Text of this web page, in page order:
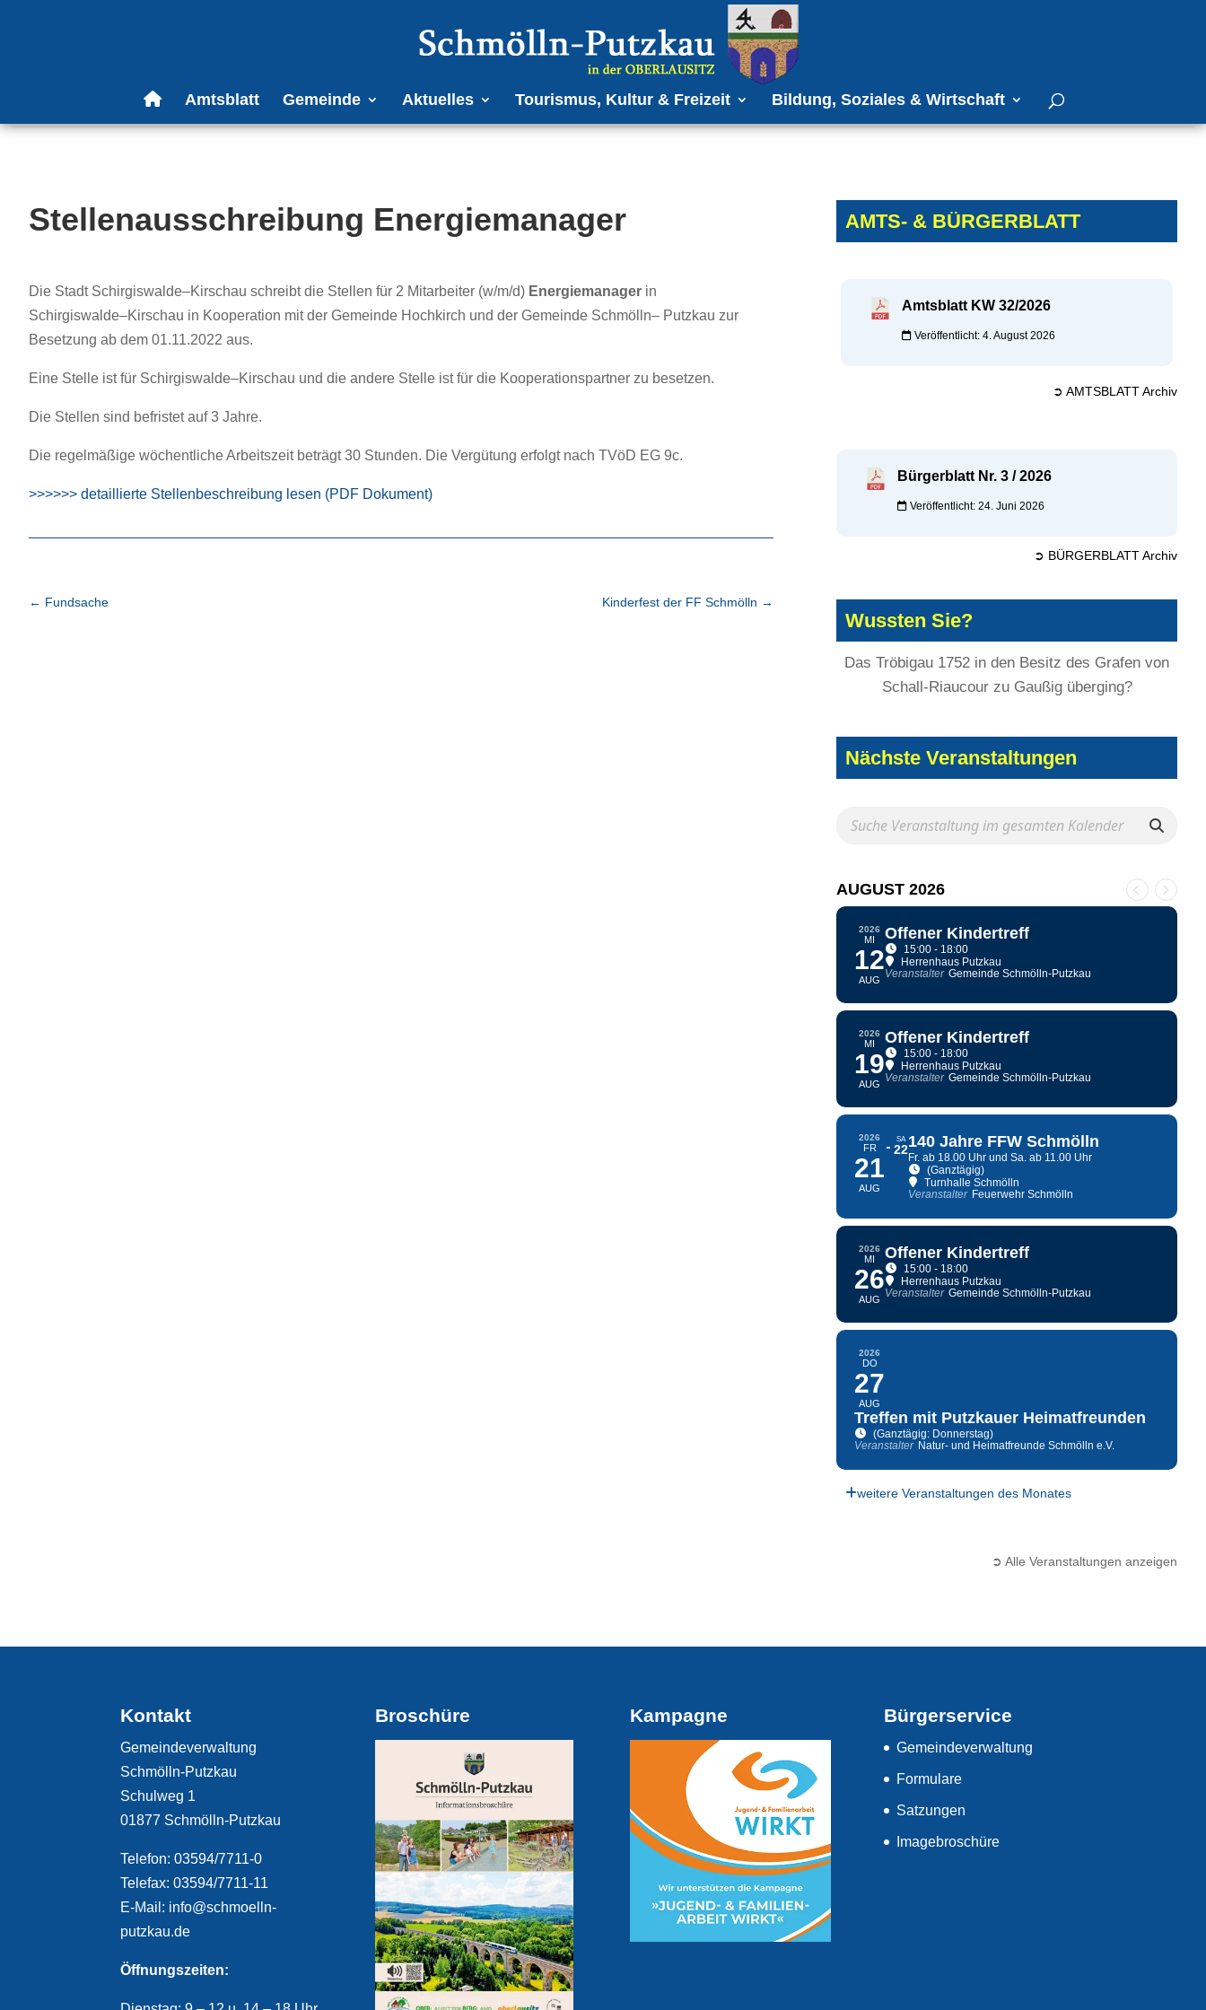
Amtsblatt Gemeinde Aktuelles Tourismus, Kultur & Freizeit Bildung, Soziales & Wirtschaft
Stellenausschreibung Energiemanager
Die Stadt Schirgiswalde–Kirschau schreibt die Stellen für 2 Mitarbeiter (w/m/d) Energiemanager in
Schirgiswalde–Kirschau in Kooperation mit der Gemeinde Hochkirch und der Gemeinde Schmölln– Putzkau zur
Besetzung ab dem 01.11.2022 aus.
Eine Stelle ist für Schirgiswalde–Kirschau und die andere Stelle ist für die Kooperationspartner zu besetzen.
Die Stellen sind befristet auf 3 Jahre.
Die regelmäßige wöchentliche Arbeitszeit beträgt 30 Stunden. Die Vergütung erfolgt nach TVöD EG 9c.
>>>>>> detaillierte Stellenbeschreibung lesen (PDF Dokument)
← Fundsache Kinderfest der FF Schmölln →
AMTS- & BÜRGERBLATT
Amtsblatt KW 32/2026
Veröffentlicht: 4. August 2026
➲ AMTSBLATT Archiv
Bürgerblatt Nr. 3 / 2026
Veröffentlicht: 24. Juni 2026
➲ BÜRGERBLATT Archiv
Wussten Sie?
Das Tröbigau 1752 in den Besitz des Grafen von
Schall-Riaucour zu Gaußig überging?
Nächste Veranstaltungen
AUGUST 2026
2026
MI
12
AUG
Offener Kindertreff
15:00 - 18:00
Herrenhaus Putzkau
Veranstalter Gemeinde Schmölln-Putzkau
2026
MI
19
AUG
Offener Kindertreff
15:00 - 18:00
Herrenhaus Putzkau
Veranstalter Gemeinde Schmölln-Putzkau
2026
FR
21
AUG
SA
22140 Jahre FFW Schmölln
Fr. ab 18.00 Uhr und Sa. ab 11.00 Uhr
(Ganztägig)
Turnhalle Schmölln
Veranstalter Feuerwehr Schmölln
2026
MI
26
AUG
Offener Kindertreff
15:00 - 18:00
Herrenhaus Putzkau
Veranstalter Gemeinde Schmölln-Putzkau
2026
DO
27
AUG
Treffen mit Putzkauer Heimatfreunden
(Ganztägig: Donnerstag)
Veranstalter Natur- und Heimatfreunde Schmölln e.V.
weitere Veranstaltungen des Monates
➲ Alle Veranstaltungen anzeigen
Kontakt
Gemeindeverwaltung
Schmölln-Putzkau
Schulweg 1
01877 Schmölln-Putzkau
Telefon: 03594/7711-0
Telefax: 03594/7711-11
E-Mail: info@schmoelln-
putzkau.de
Öffnungszeiten:
Broschüre Kampagne Bürgerservice
Gemeindeverwaltung
Formulare
Satzungen
Imagebroschüre